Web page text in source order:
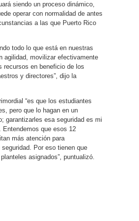
siendo un proceso dinámico,
operar con normalidad de antes
a las que Puerto Rico
todo lo que está en nuestras
agilidad, movilizar efectivamente
recursos en beneficio de los
y directores”, dijo la
“es que los estudiantes
pero que lo hagan en un
garantizarles esa seguridad es mi
Entendemos que esos 12
más atención para
Por eso tienen que
asignados”, puntualizó.